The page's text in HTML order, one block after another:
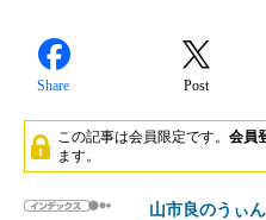
Share Post
この記事は会員限定です。 会員
ます。
山市良のうぃ